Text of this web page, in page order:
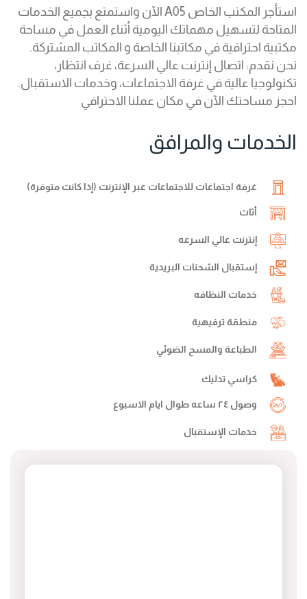
استأجر المكتب الخاص A05 الآن واستمتع بجميع الخدمات
المتاحة لتسهيل مهماتك اليومية أثناء العمل في مساحة
مكتبية احترافية في مكاتبنا الخاصة و المكاتب المشتركة.
نحن نقدم: اتصال إنترنت عالي السرعة، غرف انتظار،
تكنولوجيا عالية في غرفة الاجتماعات، وخدمات الاستقبال.
احجز مساحتك الآن في مكان عملنا الاحترافي
الخدمات والمرافق
غرفة اجتماعات للاجتماعات عبر الإنترنت (إذا كانت متوفرة)
أثاث
إنترنت عالي السرعه
إستقبال الشحنات البريدية
خدمات النظافه
منطقة ترفيهية
الطباعة والمسح الضوئي
كراسي تدليك
وصول ٢٤ ساعه طوال ايام الاسبوع
خدمات الإستقبال